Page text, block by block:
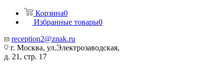
Корзина0
Избранные товары0
reception2@znak.ru
г. Москва, ул.Электрозаводская,
д. 21, стр. 17